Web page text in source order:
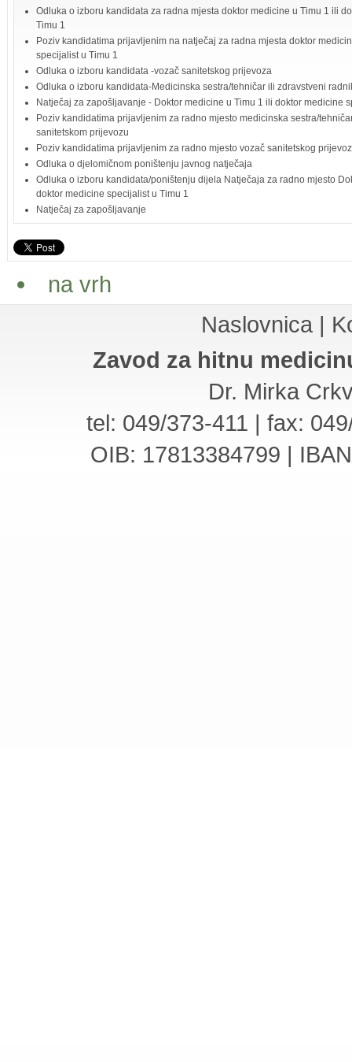
Odluka o izboru kandidata za radna mjesta doktor medicine u Timu 1 ili
Timu 1
Poziv kandidatima prijavljenim na natječaj za radna mjesta doktor
specijalist u Timu 1
Odluka o izboru kandidata -vozač sanitetskog prijevoza
Odluka o izboru kandidata-Medicinska sestra/tehničar ili zdravstveni
Natječaj za zapošljavanje - Doktor medicine u Timu 1 ili doktor medicine
Poziv kandidatima prijavljenim za radno mjesto medicinska sestra/
sanitetskom prijevozu
Poziv kandidatima prijavljenim za radno mjesto vozač sanitetskog
Odluka o djelomičnom poništenju javnog natječaja
Odluka o izboru kandidata/poništenju dijela Natječaja za radno mjesto
doktor medicine specijalist u Timu 1
Natječaj za zapošljavanje
na vrh
Naslovnica |
Zavod za hitnu
Dr. Mirka
tel: 049/373-411 | fax:
OIB: 17813384799 |